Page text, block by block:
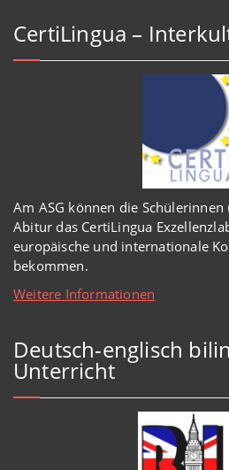
CertiLingua –
Am ASG können die
Abitur das CertiLingua
europäische und internationale
bekommen.
Weitere Informationen
Deutsch-englisch
Unterricht